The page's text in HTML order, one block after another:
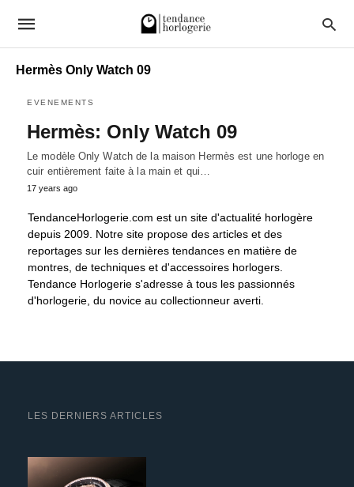
Hermès Only Watch 09
EVENEMENTS
Hermès: Only Watch 09
Le modèle Only Watch de la maison Hermès est une horloge en
cuir entièrement faite à la main et qui…
17 years ago
TendanceHorlogerie.com est un site d'actualité horlogère
depuis 2009. Notre site propose des articles et des
reportages sur les dernières tendances en matière de
montres, de techniques et d'accessoires horlogers.
Tendance Horlogerie s'adresse à tous les passionnés
d'horlogerie, du novice au collectionneur averti.
LES DERNIERS ARTICLES